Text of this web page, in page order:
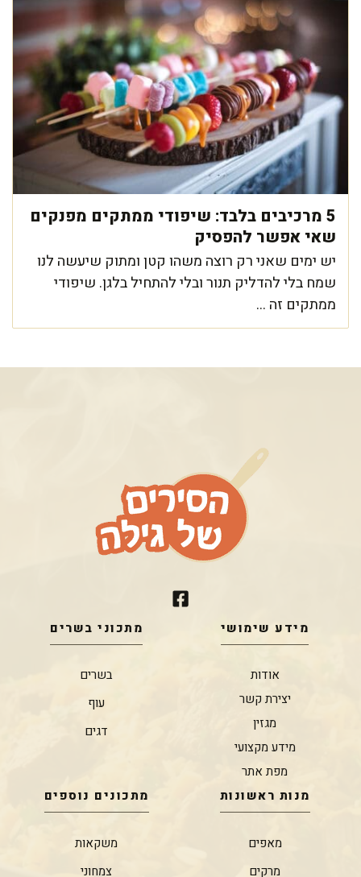
5 מרכיבים בלבד: שיפודי ממתקים מפנקים
שאי אפשר להפסיק
יש ימים שאני רק רוצה משהו קטן ומתוק שיעשה לנו
שמח בלי להדליק תנור ובלי להתחיל בלגן. שיפודי
ממתקים זה ...
מידע שימושי
אודות
יצירת קשר
מגזין
מידע מקצועי
מפת אתר
מתכוני בשרים
בשרים
עוף
דגים
מנות ראשונות
מאפים
מרקים
מתכונים נוספים
משקאות
צמחוני